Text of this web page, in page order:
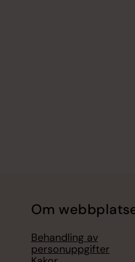
Om
Behandling av
personuppgifter